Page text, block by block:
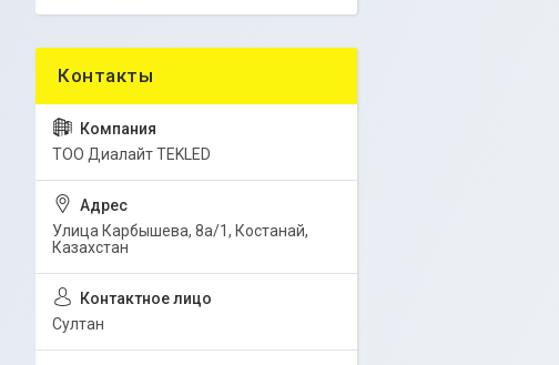
ТОО Диалайт TEKLED
Улица Карбышева, 8а/1, Костанай,
Казахстан
Султан